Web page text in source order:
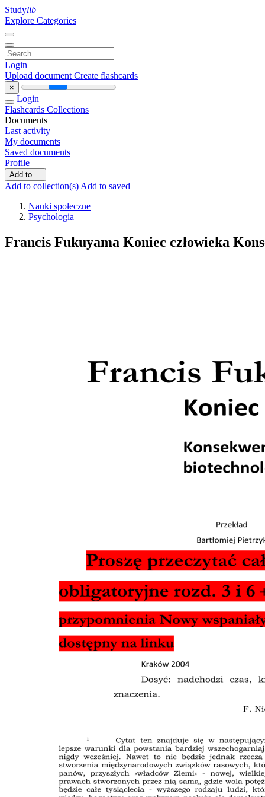
Studylib
Explore Categories
Login
Upload document Create flashcards
×
Login
Flashcards Collections
Documents
Last activity
My documents
Saved documents
Profile
Add to ...
Add to collection(s) Add to saved
Nauki społeczne
Psychologia
Francis Fukuyama Koniec człowieka